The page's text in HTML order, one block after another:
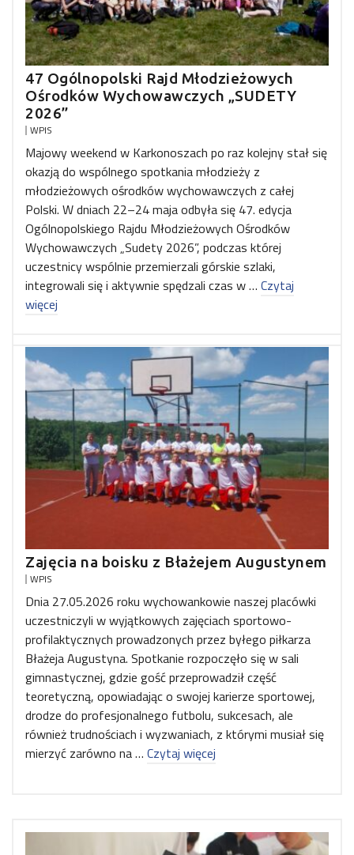
47 Ogólnopolski Rajd Młodzieżowych
Ośrodków Wychowawczych „SUDETY
2026”
WPIS
Majowy weekend w Karkonoszach po raz kolejny stał się
okazją do wspólnego spotkania młodzieży z
młodzieżowych ośrodków wychowawczych z całej
Polski. W dniach 22–24 maja odbyła się 47. edycja
Ogólnopolskiego Rajdu Młodzieżowych Ośrodków
Wychowawczych „Sudety 2026”, podczas której
uczestnicy wspólnie przemierzali górskie szlaki,
integrowali się i aktywnie spędzali czas w … Czytaj
więcej
Zajęcia na boisku z Błażejem Augustynem
WPIS
Dnia 27.05.2026 roku wychowankowie naszej placówki
uczestniczyli w wyjątkowych zajęciach sportowo-
profilaktycznych prowadzonych przez byłego piłkarza
Błażeja Augustyna. Spotkanie rozpoczęło się w sali
gimnastycznej, gdzie gość przeprowadził część
teoretyczną, opowiadając o swojej karierze sportowej,
drodze do profesjonalnego futbolu, sukcesach, ale
również trudnościach i wyzwaniach, z którymi musiał się
mierzyć zarówno na … Czytaj więcej